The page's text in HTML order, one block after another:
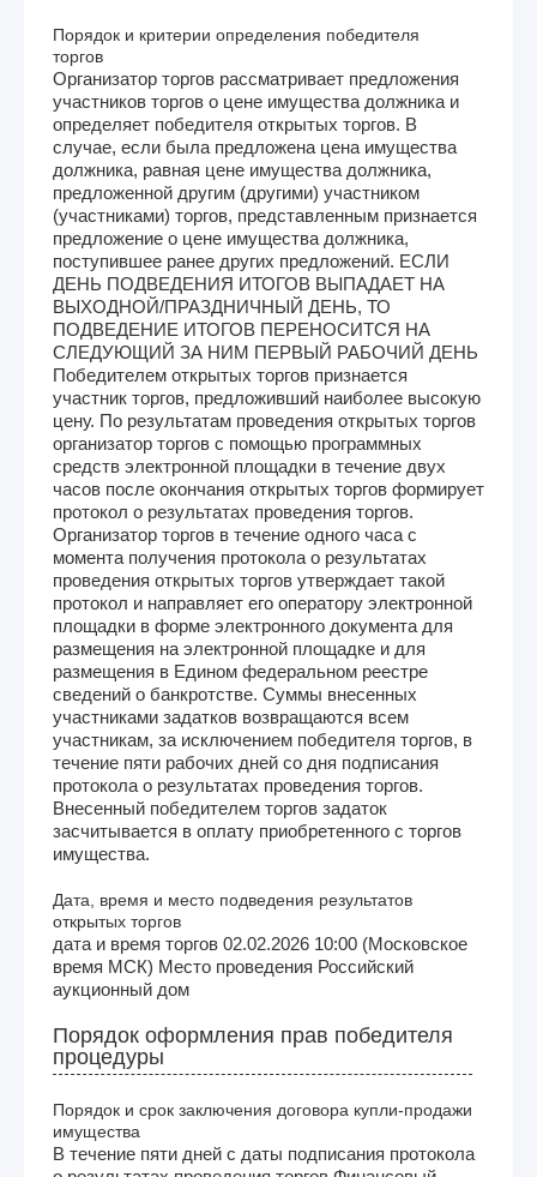
Порядок и критерии определения победителя
торгов
Организатор торгов рассматривает предложения
участников торгов о цене имущества должника и
определяет победителя открытых торгов. В
случае, если была предложена цена имущества
должника, равная цене имущества должника,
предложенной другим (другими) участником
(участниками) торгов, представленным признается
предложение о цене имущества должника,
поступившее ранее других предложений. ЕСЛИ
ДЕНЬ ПОДВЕДЕНИЯ ИТОГОВ ВЫПАДАЕТ НА
ВЫХОДНОЙ/ПРАЗДНИЧНЫЙ ДЕНЬ, ТО
ПОДВЕДЕНИЕ ИТОГОВ ПЕРЕНОСИТСЯ НА
СЛЕДУЮЩИЙ ЗА НИМ ПЕРВЫЙ РАБОЧИЙ ДЕНЬ
Победителем открытых торгов признается
участник торгов, предложивший наиболее высокую
цену. По результатам проведения открытых торгов
организатор торгов с помощью программных
средств электронной площадки в течение двух
часов после окончания открытых торгов формирует
протокол о результатах проведения торгов.
Организатор торгов в течение одного часа с
момента получения протокола о результатах
проведения открытых торгов утверждает такой
протокол и направляет его оператору электронной
площадки в форме электронного документа для
размещения на электронной площадке и для
размещения в Едином федеральном реестре
сведений о банкротстве. Суммы внесенных
участниками задатков возвращаются всем
участникам, за исключением победителя торгов, в
течение пяти рабочих дней со дня подписания
протокола о результатах проведения торгов.
Внесенный победителем торгов задаток
засчитывается в оплату приобретенного с торгов
имущества.
Дата, время и место подведения результатов
открытых торгов
дата и время торгов 02.02.2026 10:00 (Московское
время МСК) Место проведения Российский
аукционный дом
Порядок оформления прав победителя
процедуры
Порядок и срок заключения договора купли-продажи
имущества
В течение пяти дней с даты подписания протокола